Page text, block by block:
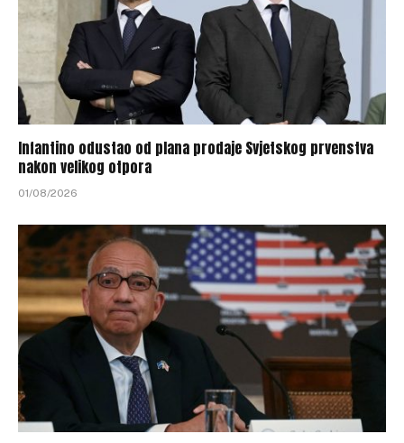
Infantino odustao od plana prodaje Svjetskog prvenstva
nakon velikog otpora
01/08/2026